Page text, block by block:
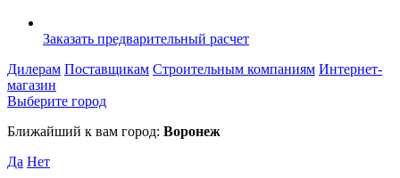
Заказать предварительный расчет
Дилерам Поставщикам Строительным компаниям Интернет-
магазин
Выберите город
Ближайший к вам город: Воронеж
Да Нет